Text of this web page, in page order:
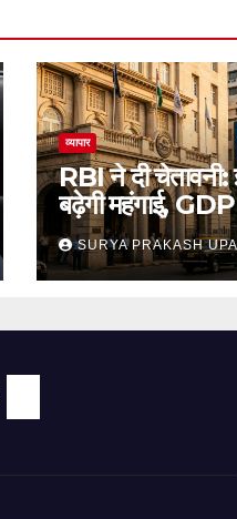
व्यापार
RBI ने दी
बढ़ेगी महंगाई,
अनुमान जारी
SURYA PRAKASH